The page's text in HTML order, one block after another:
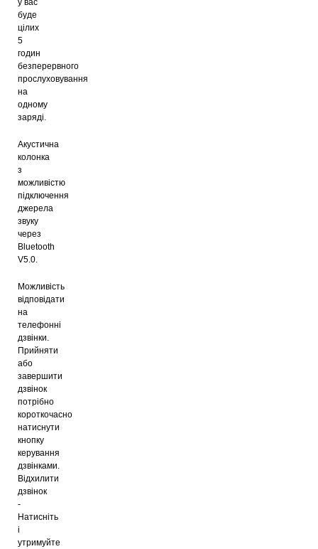
у вас
буде
цілих
5
годин
безперервного
прослуховування
на
одному
заряді.
Акустична
колонка
з
можливістю
підключення
джерела
звуку
через
Bluetooth
V5.0.
Можливість
відповідати
на
телефонні
дзвінки.
Прийняти
або
завершити
дзвінок
потрібно
короткочасно
натиснути
кнопку
керування
дзвінками.
Відхилити
дзвінок
-
Натисніть
і
утримуйте